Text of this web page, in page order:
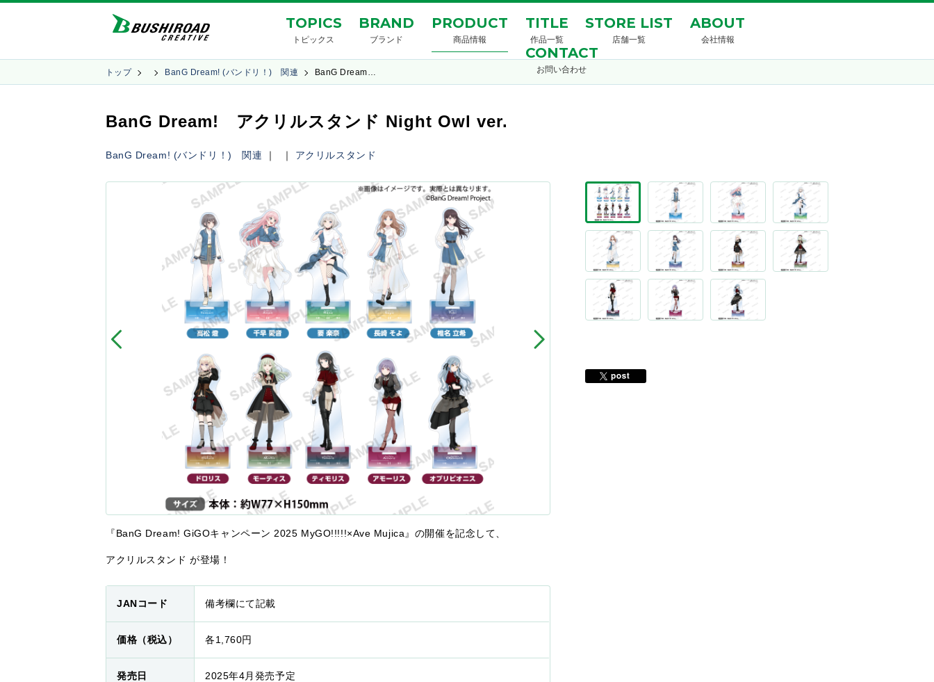
TOPICS
トピックス
BRAND
ブランド
PRODUCT
商品情報
TITLE
作品一覧
STORE LIST
店舗一覧
ABOUT
会社情報
CONTACT
お問い合わせ
トップ BanG Dream! (バンドリ！) 関連 BanG Dream…
BanG Dream! アクリルスタンド Night Owl ver.
BanG Dream! (バンドリ！) 関連 ｜ ｜ アクリルスタンド
『BanG Dream! GiGOキャンペーン 2025 MyGO!!!!!×Ave Mujica』の開催を記念して、
アクリルスタンド が登場！
JANコード 備考欄にて記載
価格（税込） 各1,760円
発売日 2025年4月発売予定